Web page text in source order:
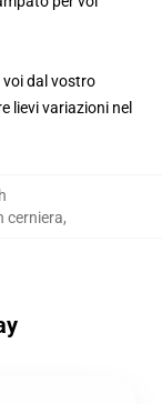
voi dal vostro
lievi variazioni nel
cerniera,